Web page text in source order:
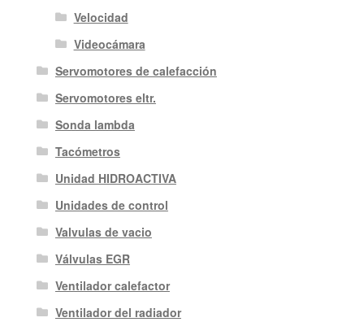
Velocidad
Videocámara
Servomotores de calefacción
Servomotores eltr.
Sonda lambda
Tacómetros
Unidad HIDROACTIVA
Unidades de control
Valvulas de vacio
Válvulas EGR
Ventilador calefactor
Ventilador del radiador